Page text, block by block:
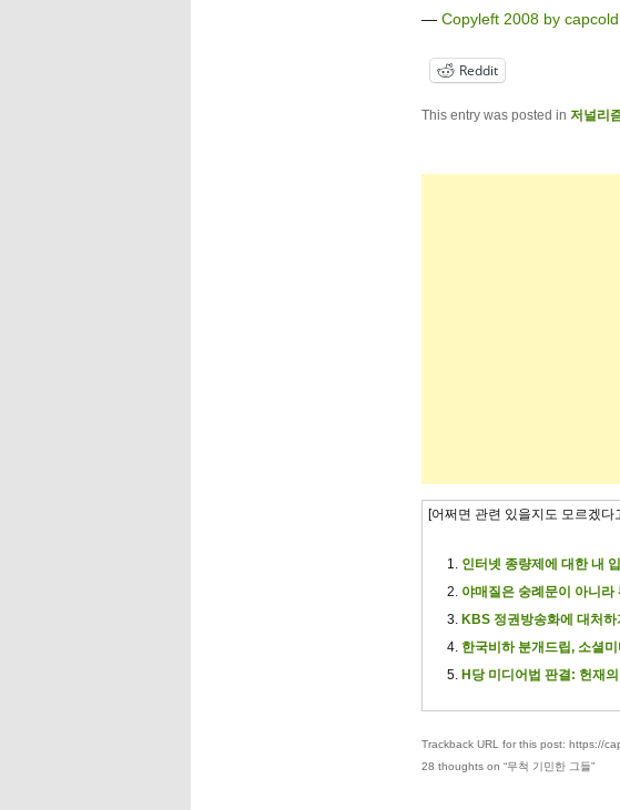
— Copyleft 2008 by capcold
Reddit
This entry was posted in 저널리
[어쩌면 관련 있을지도 모르겠
인터넷 종량제에 대한 내
야매질은 숭례문이 아니
KBS 정권방송화에 대처하
한국비하 분개드립, 소셜
H당 미디어법 판결: 헌재
Trackback URL for this post: https://
28 thoughts on “무척 기민한 그들”